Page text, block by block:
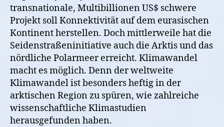
transnationale, Multibillionen US$ schwere
Projekt soll Konnektivität auf dem eurasischen
Kontinent herstellen. Doch mittlerweile hat die
Seidenstraßeninitiative auch die Arktis und das
nördliche Polarmeer erreicht. Klimawandel
macht es möglich. Denn der weltweite
Klimawandel ist besonders heftig in der
arktischen Region zu spüren, wie zahlreiche
wissenschaftliche Klimastudien
herausgefunden haben.